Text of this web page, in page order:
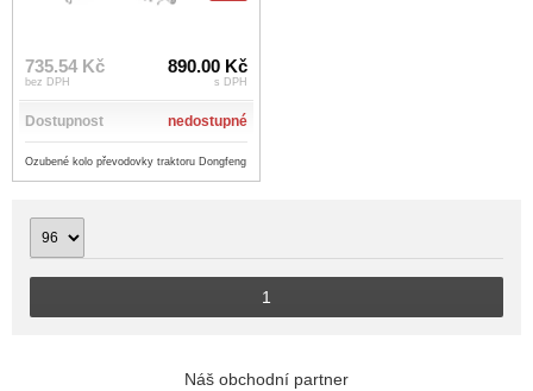
Náš obchodní partner
735.54 Kč
bez DPH
890.00 Kč
s DPH
Dostupnost nedostupné
Ozubené kolo převodovky traktoru Dongfeng
1